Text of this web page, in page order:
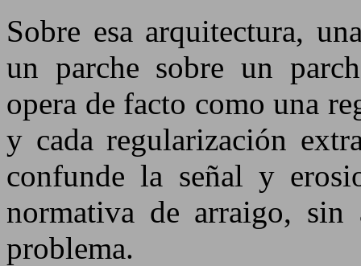
Sobre esa arquitectura,
un parche sobre un
opera de facto como una
y cada regularización
confunde la señal y
normativa de arraigo,
problema.